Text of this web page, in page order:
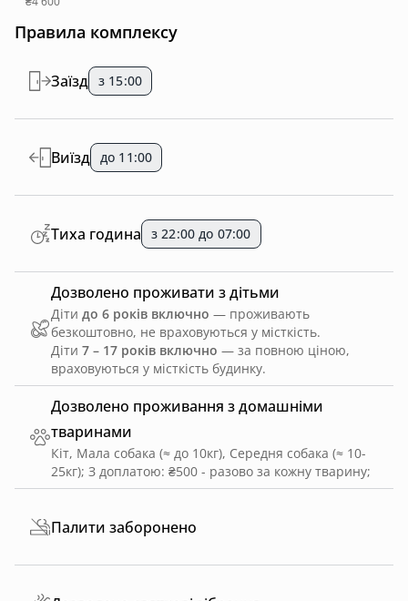
Правила комплексу
Дозволено проживання з домашніми
тваринами
Кіт, Мала собака (≈ до 10кг), Середня собака (≈ 10-
25кг); З доплатою: ₴500 - разово за кожну тварину;
Заїзд з 15:00
Виїзд до 11:00
Дозволено проживати з дітьми
Діти до 6 років включно — проживають
безкоштовно, не враховуються у місткість.
Діти 7 – 17 років включно — за повною ціною,
враховуються у місткість будинку.
Тиха година з 22:00 до 07:00
Палити заборонено